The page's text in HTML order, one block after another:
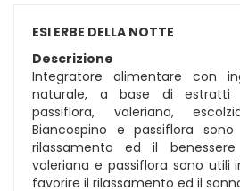
ESI ERBE DELLA NOTTE
Descrizione
Integratore alimentare con
naturale, a base di estratti
passiflora, valeriana,
Biancospino e passiflora
rilassamento ed il
valeriana e passiflora sono utili
favorire il rilassamento ed il